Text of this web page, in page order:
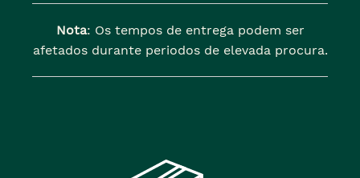
Nota: Os tempos de entrega podem ser
afetados durante periodos de elevada procura.